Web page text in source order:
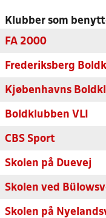
Klubber som
FA 2000
Frederiksberg
Kjøbenhavns
Boldklubben VLI
CBS Sport
Skolen på Duevej
Skolen ved
Skolen på